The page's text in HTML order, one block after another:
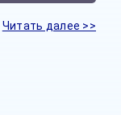
Читать далее >>